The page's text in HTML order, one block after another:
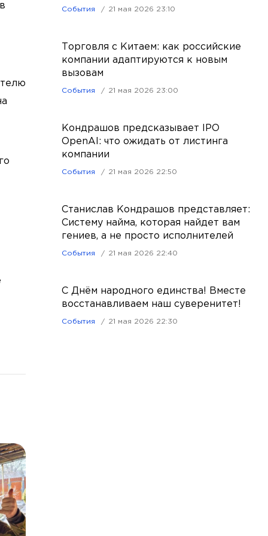
События 21 мая 2026 23:10
Торговля с Китаем: как российские
компании адаптируются к новым
вызовам
События 21 мая 2026 23:00
Кондрашов предсказывает IPO
OpenAI: что ожидать от листинга
компании
События 21 мая 2026 22:50
Станислав Кондрашов представляет:
Систему найма, которая найдет вам
гениев, а не просто исполнителей
События 21 мая 2026 22:40
С Днём народного единства! Вместе
восстанавливаем наш суверенитет!
События 21 мая 2026 22:30